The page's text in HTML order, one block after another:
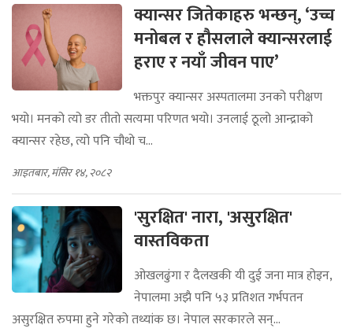
क्यान्सर जितेकाहरु भन्छन्, ‘उच्च
मनोबल र हौसलाले क्यान्सरलाई
हराए र नयाँ जीवन पाए’
भक्तपुर क्यान्सर अस्पतालमा उनको परीक्षण
भयो। मनको त्यो डर तीतो सत्यमा परिणत भयो। उनलाई ठूलो आन्द्राको
क्यान्सर रहेछ, त्यो पनि चौथो च...
आइतबार, मंसिर १४, २०८२
'सुरक्षित' नारा, 'असुरक्षित'
वास्तविकता
ओखलढुंगा र दैलखकी यी दुई जना मात्र होइन,
नेपालमा अझै पनि ५३ प्रतिशत गर्भपतन
असुरक्षित रुपमा हुने गरेको तथ्यांक छ। नेपाल सरकारले सन्...